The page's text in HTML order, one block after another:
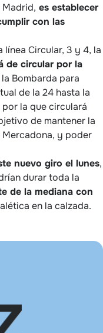
es establecer
con las
línea Circular, 3 y 4, la
de circular por la
Bombarda para
de la 24 hasta la
la que circulará
de mantener la
Mercadona, y poder
nuevo giro el lunes,
durar toda la
de la mediana con
en la calzada.